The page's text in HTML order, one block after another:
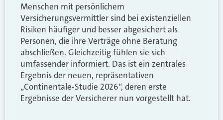
Menschen mit persönlichem
Versicherungsvermittler sind bei existenziellen
Risiken häufiger und besser abgesichert als
Personen, die ihre Verträge ohne Beratung
abschließen. Gleichzeitig fühlen sie sich
umfassender informiert. Das ist ein zentrales
Ergebnis der neuen, repräsentativen
„Continentale-Studie 2026“, deren erste
Ergebnisse der Versicherer nun vorgestellt hat.